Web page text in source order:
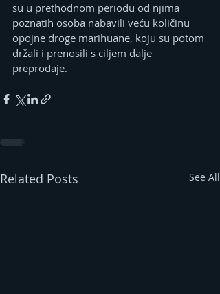
su u prethodnom periodu od njima
poznatih osoba nabavili veću količinu
opojne droge marihuane, koju su potom
držali i prenosili s ciljem dalje
preprodaje.
Related Posts See All